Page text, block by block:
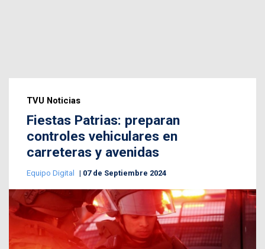
TVU Noticias
Fiestas Patrias: preparan
controles vehiculares en
carreteras y avenidas
Equipo Digital 07 de Septiembre 2024